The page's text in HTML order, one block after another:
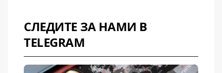
СЛЕДИТЕ ЗА НАМИ В
TELEGRAM